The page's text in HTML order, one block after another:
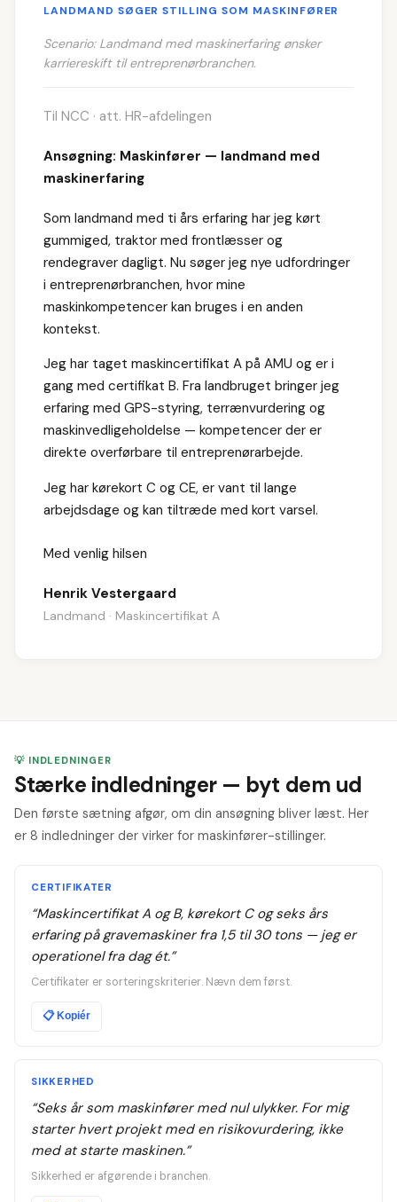
LANDMAND SØGER STILLING SOM MASKINFØRER
Scenario: Landmand med maskinerfaring ønsker
karriereskift til entreprenørbranchen.
Til NCC · att. HR-afdelingen
Ansøgning: Maskinfører — landmand med
maskinerfaring
Som landmand med ti års erfaring har jeg kørt
gummiged, traktor med frontlæsser og
rendegraver dagligt. Nu søger jeg nye udfordringer
i entreprenørbranchen, hvor mine
maskinkompetencer kan bruges i en anden
kontekst.
Jeg har taget maskincertifikat A på AMU og er i
gang med certifikat B. Fra landbruget bringer jeg
erfaring med GPS-styring, terrænvurdering og
maskinvedligeholdelse — kompetencer der er
direkte overførbare til entreprenørarbejde.
Jeg har kørekort C og CE, er vant til lange
arbejdsdage og kan tiltræde med kort varsel.
Med venlig hilsen
Henrik Vestergaard
Landmand · Maskincertifikat A
💡 INDLEDNINGER
Stærke indledninger — byt dem ud
Den første sætning afgør, om din ansøgning bliver læst. Her
er 8 indledninger der virker for maskinfører-stillinger.
CERTIFIKATER
“Maskincertifikat A og B, kørekort C og seks års
erfaring på gravemaskiner fra 1,5 til 30 tons — jeg er
operationel fra dag ét.”
Certifikater er sorteringskriterier. Nævn dem først.
📋Kopiér
SIKKERHED
“Seks år som maskinfører med nul ulykker. For mig
starter hvert projekt med en risikovurdering, ikke
med at starte maskinen.”
Sikkerhed er afgørende i branchen.